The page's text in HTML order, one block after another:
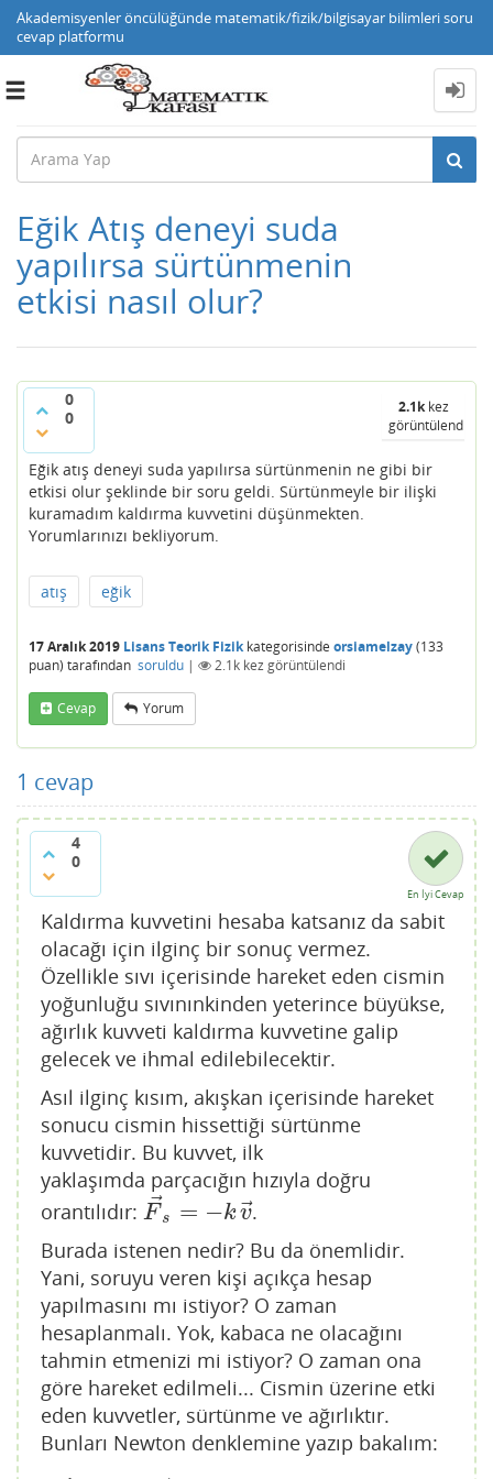
Akademisyenler öncülüğünde matematik/fizik/bilgisayar bilimleri soru
cevap platformu
Toggle
Eğik Atış deneyi suda
yapılırsa sürtünmenin
etkisi nasıl olur?
0
0
2.1kkez
görüntülendi
Eğik atış deneyi suda yapılırsa sürtünmenin ne gibi bir
etkisi olur şeklinde bir soru geldi. Sürtünmeyle bir ilişki
kuramadım kaldırma kuvvetini düşünmekten.
Yorumlarınızı bekliyorum.
atış eğik
17 Aralık 2019 Lisans Teorik Fizikkategorisinde orsiamelzay(133
puan) tarafından soruldu | 2.1k kez görüntülendi
Cevap Yorum
1 cevap
4
0
En İyi Cevap
Kaldırma kuvvetini hesaba katsanız da sabit
olacağı için ilginç bir sonuç vermez.
Özellikle sıvı içerisinde hareket eden cismin
yoğunluğu sıvınınkinden yeterince büyükse,
ağırlık kuvveti kaldırma kuvvetine galip
gelecek ve ihmal edilebilecektir.
Asıl ilginç kısım, akışkan içerisinde hareket
sonucu cismin hissettiği sürtünme
kuvvetidir. Bu kuvvet, ilk
yaklaşımda parçacığın hızıyla doğru
orantılıdır: F ⃗s = −kv⃗
F→ s=− kv→ .
Burada istenen nedir? Bu da önemlidir.
Yani, soruyu veren kişi açıkça hesap
yapılmasını mı istiyor? O zaman
hesaplanmalı. Yok, kabaca ne olacağını
tahmin etmenizi mi istiyor? O zaman ona
göre hareket edilmeli... Cismin üzerine etki
eden kuvvetler, sürtünme ve ağırlıktır.
Bunları Newton denklemine yazıp bakalım: